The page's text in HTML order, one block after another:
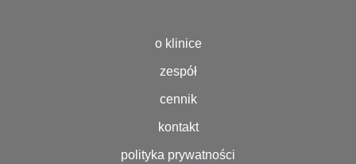
o klinice
zespół
cennik
kontakt
polityka prywatności